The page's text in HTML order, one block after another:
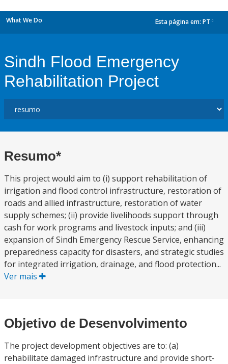
What We Do Esta página em: PT
Sindh Flood Emergency
Rehabilitation Project
Resumo*
This project would aim to (i) support rehabilitation of
irrigation and flood control infrastructure, restoration of
roads and allied infrastructure, restoration of water
supply schemes; (ii) provide livelihoods support through
cash for work programs and livestock inputs; and (iii)
expansion of Sindh Emergency Rescue Service, enhancing
preparedness capacity for disasters, and strategic studies
for integrated irrigation, drainage, and flood protection...
Ver mais
Objetivo de Desenvolvimento
The project development objectives are to: (a)
rehabilitate damaged infrastructure and provide short-